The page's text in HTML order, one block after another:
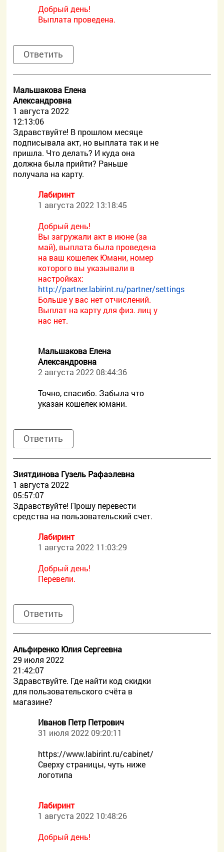
Добрый день!
Выплата проведена.
Ответить
Мальшакова Елена
Александровна
1 августа 2022
12:13:06
Здравствуйте! В прошлом месяце
подписывала акт, но выплата так и не
пришла. Что делать? И куда она
должна была прийти? Раньше
получала на карту.
Лабиринт
1 августа 2022 13:18:45
Добрый день!
Вы загружали акт в июне (за
май), выплата была проведена
на ваш кошелек Юмани, номер
которого вы указывали в
настройках:
http://partner.labirint.ru/partner/settings
Больше у вас нет отчислений.
Выплат на карту для физ. лиц у
нас нет.
Мальшакова Елена
Александровна
2 августа 2022 08:44:36
Точно, спасибо. Забыла что
указан кошелек юмани.
Ответить
Зиятдинова Гузель Рафаэлевна
1 августа 2022
05:57:07
Здравствуйте! Прошу перевести
средства на пользовательский счет.
Лабиринт
1 августа 2022 11:03:29
Добрый день!
Перевели.
Ответить
Альфиренко Юлия Сергеевна
29 июля 2022
21:42:07
Здравствуйте. Где найти код скидки
для пользовательского счёта в
магазине?
Иванов Петр Петрович
31 июля 2022 09:20:11
https://www.labirint.ru/cabinet/
Сверху страницы, чуть ниже
логотипа
Лабиринт
1 августа 2022 10:48:26
Добрый день!